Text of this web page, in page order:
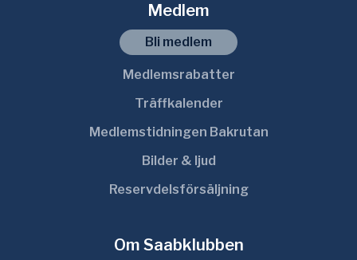
Medlem
Bli medlem
Medlemsrabatter
Träffkalender
Medlemstidningen Bakrutan
Bilder & ljud
Reservdelsförsäljning
Om Saabklubben